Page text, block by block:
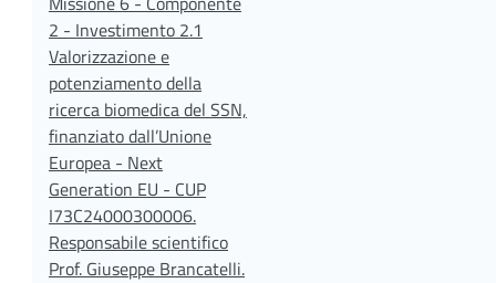
2 - Investimento 2.1
Valorizzazione e
potenziamento della
ricerca biomedica del SSN,
finanziato dall’Unione
Europea - Next
Generation EU - CUP
I73C24000300006.
Responsabile scientifico
Prof. Giuseppe Brancatelli.